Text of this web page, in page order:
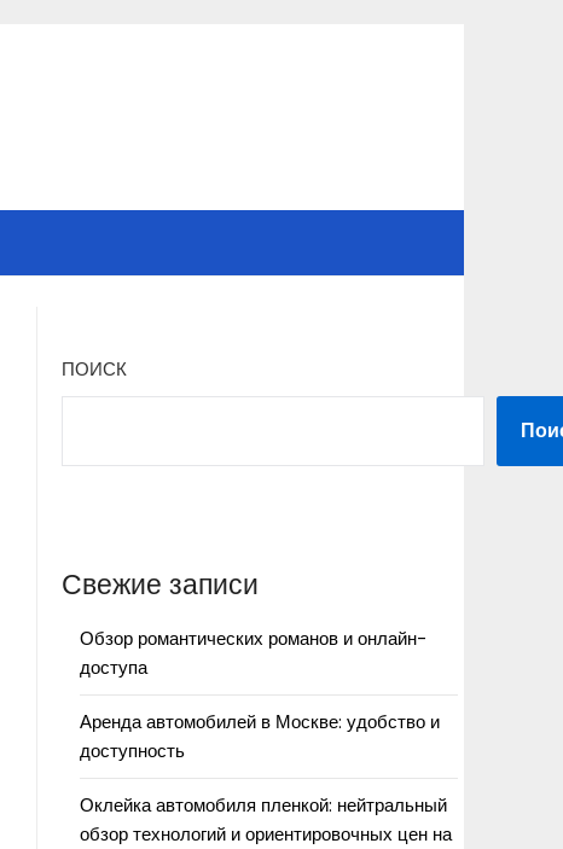
ПОИСК
Свежие записи
Обзор романтических романов и онлайн-
доступа
Аренда автомобилей в Москве: удобство и
доступность
Оклейка автомобиля пленкой: нейтральный
обзор технологий и ориентировочных цен на